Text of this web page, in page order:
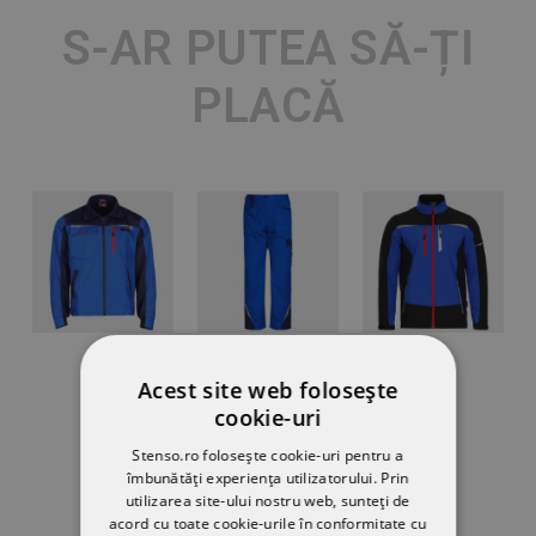
S-AR PUTEA SĂ-ȚI
PLACĂ
Acest site web folosește
cookie-uri
Stenso.ro folosește cookie-uri pentru a
îmbunătăți experiența utilizatorului. Prin
utilizarea site-ului nostru web, sunteți de
acord cu toate cookie-urile în conformitate cu